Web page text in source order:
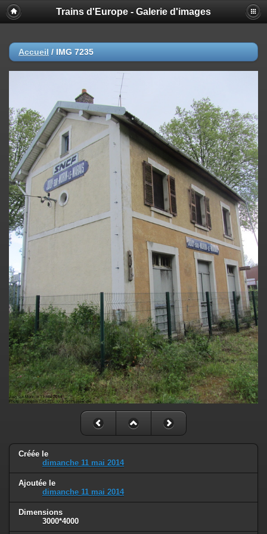
Trains d'Europe - Galerie d'images
Accueil / IMG 7235
Créée le
dimanche 11 mai 2014
Ajoutée le
dimanche 11 mai 2014
Dimensions
3000*4000